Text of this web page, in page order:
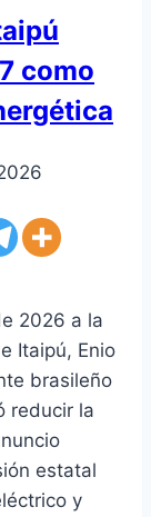
como
2026 a la
Itaipú, Enio
brasileño
reducir la
estatal
y